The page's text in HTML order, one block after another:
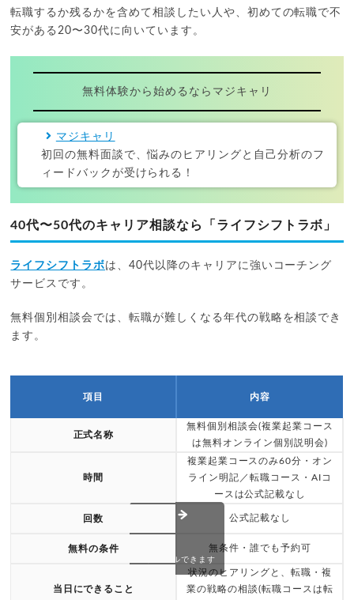
転職するか残るかを含めて相談したい人や、初めての転職で不
安がある20〜30代に向いています。
無料体験から始めるならマジキャリ
マジキャリ
初回の無料面談で、悩みのヒアリングと自己分析のフ
ィードバックが受けられる！
40代〜50代のキャリア相談なら「ライフシフトラボ」
ライフシフトラボは、40代以降のキャリアに強いコーチング
サービスです。
無料個別相談会では、転職が難しくなる年代の戦略を相談でき
ます。
項目 内容
正式名称
無料個別相談会(複業起業コース
は無料オンライン個別説明会)
時間
複業起業コースのみ60分・オン
ライン明記／転職コース・AIコ
ースは公式記載なし
回数 公式記載なし
無料の条件 無条件・誰でも予約可
当日にできること
状況のヒアリングと、転職・複
業の戦略の相談(転職コースは転
スクロールできます